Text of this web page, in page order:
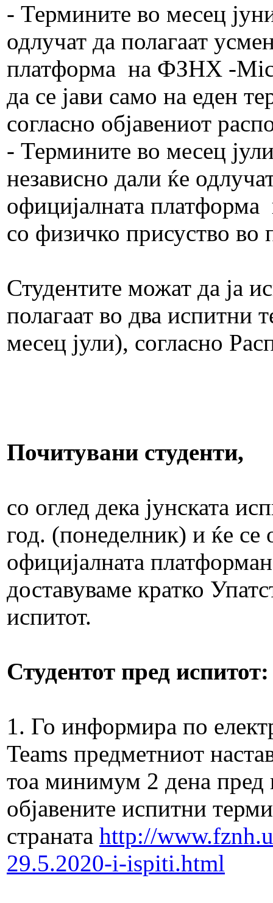
- Термините во месец
одлучат да полагаат
платформа на ФЗНХ -
да се јави само на еден
согласно објавениот
- Термините во месец
независно дали ќе
официјалната
со физичко присуство во
Студентите можат да ја
полагаат во два испитни
месец јули), согласно
Почитувани студенти,
со оглед дека јунската
год. (понеделник) и ќе се
официјалната
доставуваме кратко
испитот.
Студентот пред
1. Го информира по
Teams предметниот
тоа минимум 2 дена пред
објавените испитни
страната http://
29.5.2020-i-ispiti.html